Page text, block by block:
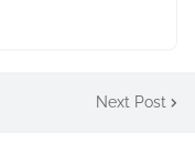
Next Post